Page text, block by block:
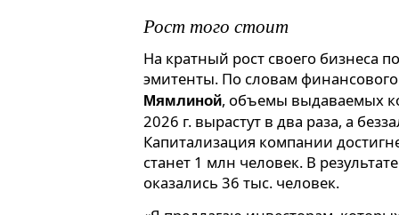
Рост того стоит
На кратный рост своего бизнеса
эмитенты. По словам
Мямлиной, объемы выдаваемых
2026 г. вырастут в два раза, а
Капитализация компании
станет 1 млн человек. В
оказались 36 тыс. человек.